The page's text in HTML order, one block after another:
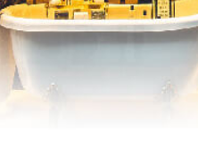
–
Price range:
Inspired by
MANDARINO DI
AMALFI
14,00€